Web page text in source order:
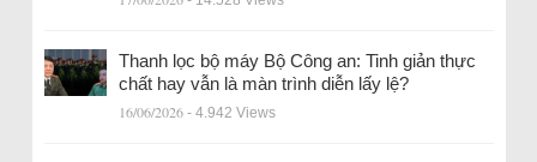
Thanh lọc bộ máy Bộ Công an: Tinh giản thực
chất hay vẫn là màn trình diễn lấy lệ?
16/06/2026 - 4.942 Views